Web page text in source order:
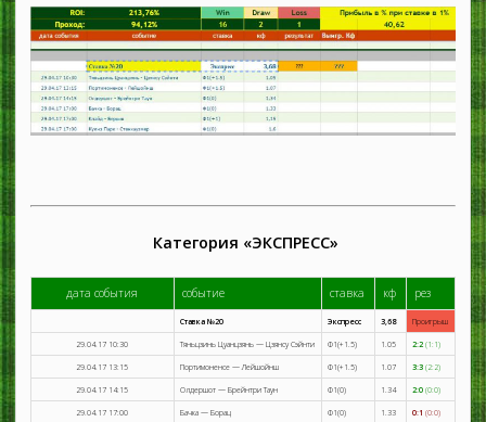
Категория «ЭКСПРЕСС»
дата события событие ставка кф рез
Ставка №20 Экспресс 3,68 Проигрыш
29.04.17 10:30 Тяньцзинь Цуанцзянь — Цзянсу Сэйнти Ф1(+1.5) 1.05 2:2(1:1)
29.04.17 13:15 Портимоненсе — Лейшойнш Ф1(+1.5) 1.07 3:3(2:2)
29.04.17 14:15 Олдершот — Брейнтри Таун Ф1(0) 1.34 2:0(0:0)
29.04.17 17:00 Бачка — Борац Ф1(0) 1.33 0:1 (0:0)